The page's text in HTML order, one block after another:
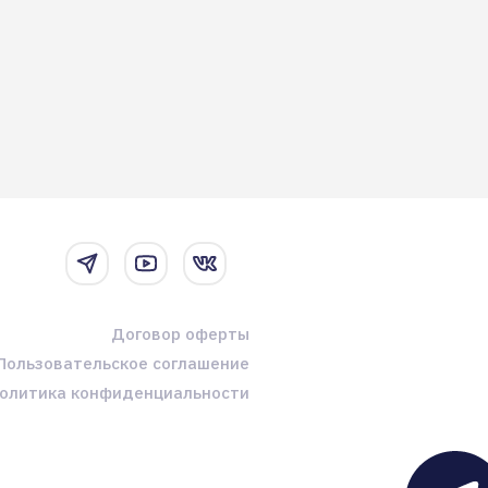
Договор оферты
соглашение
конфиденциальности